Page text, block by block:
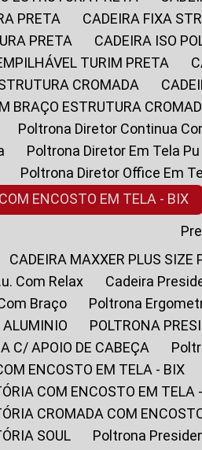
PRETA
CADEIRA FIXA
PRETA
CADEIRA ISO
TURIM PRETA
CROMADA
BRAÇO ESTRUTURA
Poltrona Diretor Continua
Poltrona Diretor Em Tela
Poltrona Diretor Office Em
ENCOSTO EM TELA - BIX
CADEIRA MAXXER PLUS SIZE
Com Relax
Cadeira
Braço
Poltrona
ALUMINIO
POLTRONA
C/ APOIO DE CABEÇA
ENCOSTO EM TELA - BIX
COM ENCOSTO EM TELA
CROMADA COM
SOUL
Poltrona